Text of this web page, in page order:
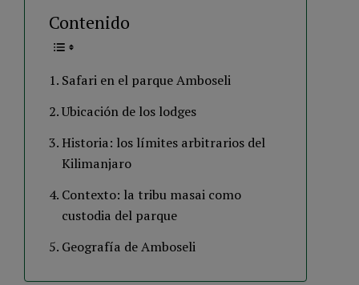
Contenido
Safari en el parque Amboseli
Ubicación de los lodges
Historia: los límites arbitrarios del
Kilimanjaro
Contexto: la tribu masai como
custodia del parque
Geografía de Amboseli